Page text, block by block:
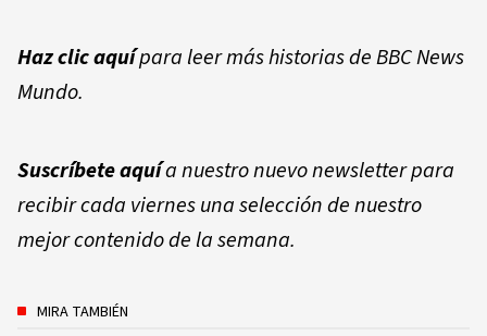
Haz clic aquípara leer más historias de BBC News
Mundo.
Suscríbete aquía nuestro nuevo newsletter para
recibir cada viernes una selección de nuestro
mejor contenido de la semana.
MIRA TAMBIÉN